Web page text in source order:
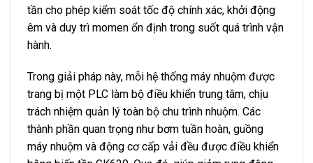
tần cho phép kiểm soát tốc độ chính xác, khởi động
êm và duy trì momen ổn định trong suốt quá trình vận
hành.
Trong giải pháp này, mỗi hệ thống máy nhuộm được
trang bị một PLC làm bộ điều khiển trung tâm, chịu
trách nhiệm quản lý toàn bộ chu trình nhuộm. Các
thành phần quan trọng như bơm tuần hoàn, guồng
máy nhuộm và động cơ cấp vải đều được điều khiển